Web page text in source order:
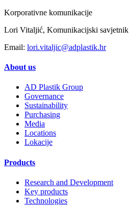
Korporativne komunikacije
Lori Vitaljić, Komunikacijski savjetnik
Email: lori.vitaljic@adplastik.hr
About us
AD Plastik Group
Governance
Sustainability
Purchasing
Media
Locations
Lokacije
Products
Research and Development
Key products
Technologies